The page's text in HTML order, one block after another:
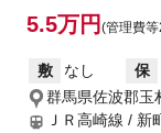
5.5万円 (管理費
敷 なし 保
群馬県佐波郡玉
ＪＲ高崎線 / 新